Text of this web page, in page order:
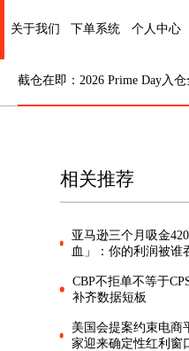
关于我们 下单系统 个人中心
截仓在即：2026 Prime Day入
相关推荐
亚马逊三个月吸金
血」：你的利润被谁
CBP不拒单不等于
补齐数据短板
美国会提案约束电商
家迎来确定性红利窗